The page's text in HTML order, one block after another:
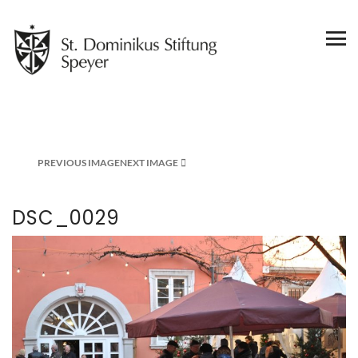
PREVIOUS IMAGENEXT IMAGE
DSC_0029